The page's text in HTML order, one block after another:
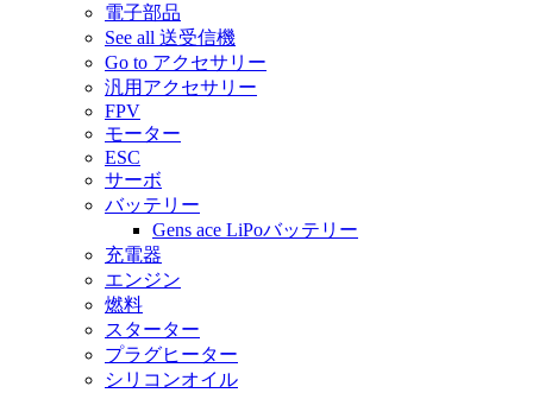
電子部品
See all 送受信機
Go to アクセサリー
汎用アクセサリー
FPV
モーター
ESC
サーボ
バッテリー
Gens ace LiPoバッテリー
充電器
エンジン
燃料
スターター
プラグヒーター
シリコンオイル